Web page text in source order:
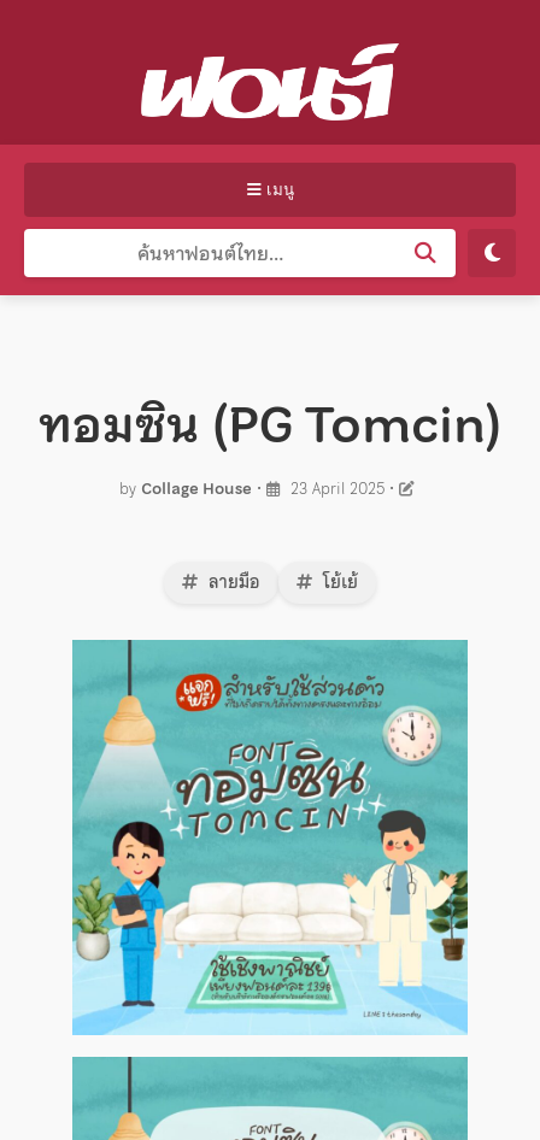
เมนู
ทอมซิน (PG Tomcin)
by Collage House • 23 April 2025 •
ลายมือ โย้เย้